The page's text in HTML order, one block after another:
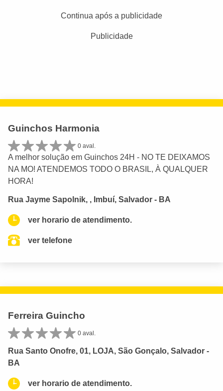
Continua após a publicidade
Publicidade
Guinchos Harmonia
0 aval.
A melhor solução em Guinchos 24H - NO TE DEIXAMOS
NA MO! ATENDEMOS TODO O BRASIL, À QUALQUER
HORA!
Rua Jayme Sapolnik, , Imbuí, Salvador - BA
ver horario de atendimento.
ver telefone
Ferreira Guincho
0 aval.
Rua Santo Onofre, 01, LOJA, São Gonçalo, Salvador -
BA
ver horario de atendimento.